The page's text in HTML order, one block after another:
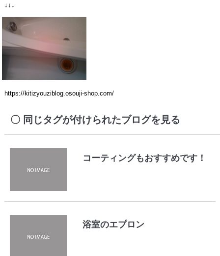
↓↓↓
https://kitizyouziblog.osouji-shop.com/
同じタグが付けられたブログを見る
コーティングもおすすめです！
浴室のエプロン